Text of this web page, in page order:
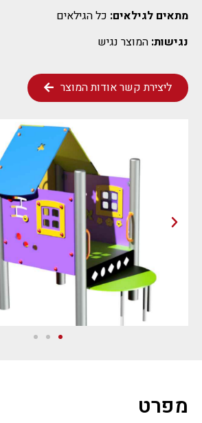
מתאים לגילאים: כל הגילאים
נגישות: המוצר נגיש
ליצירת קשר אודות המוצר
מפרט